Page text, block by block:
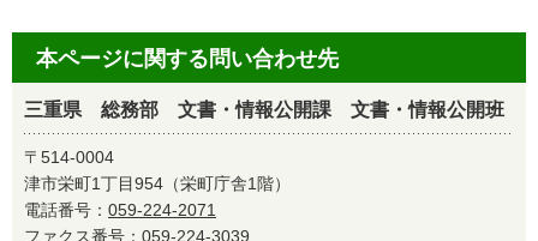
本ページに関する問い合わせ先
三重県 総務部 文書・情報公開課 文書・情報公開班
〒514-0004
津市栄町1丁目954（栄町庁舎1階）
電話番号： 059-224-2071
ファクス番号：059-224-3039